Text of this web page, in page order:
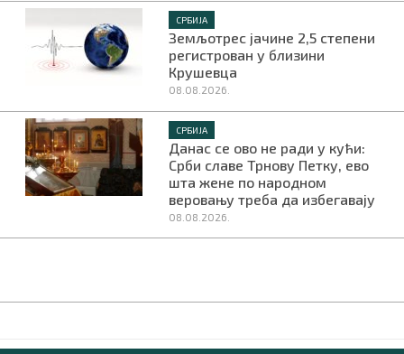
СРБИЈА
Земљотрес јачине 2,5 степени
регистрован у близини
Крушевца
08.08.2026.
СРБИЈА
Данас се ово не ради у кући:
Срби славе Трнову Петку, ево
шта жене по народном
веровању треба да избегавају
08.08.2026.